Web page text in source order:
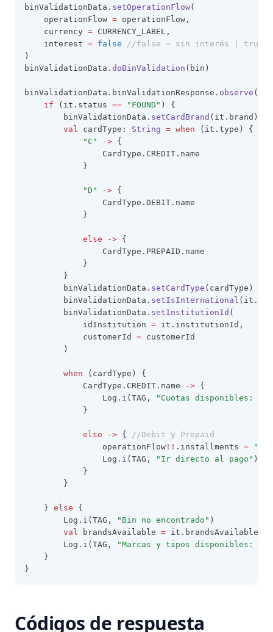
binValidationData. setOperationFlow(
    operationFlow
= operationFlow,
    currency
= CURRENCY_LABEL,
    interest
= false
//false = sin interés | true =
)
binValidationData. doBinValidation (bin)
binValidationData.binValidationResponse. observe (
if (it.status == "FOUND" ) {
        binValidationData.
setCardBrand (it.brand)
val cardType: String = when (it.type) {
"C"
-> {
                CardType.CREDIT.name
            }
"D" -> {
                CardType.DEBIT.name
            }
else -> {
                CardType.PREPAID.name
            }
        }
        binValidationData.
setCardType (cardType)
        binValidationData.
setIsInternational
        binValidationData.
setInstitutionId (
            idInstitution
= it.institutionId,
            customerId
= customerId
        )
when (cardType) {
            CardType.CREDIT.name
-> {
                Log.
i (TAG, "Cuotas disponibles:
            }
else -> {
//Debit y Prepaid
                operationFlow
!! .installments =
"01"
                Log.
i (TAG, "Ir directo al pago" )
            }
        }
    }
else {
        Log.
i (TAG, "Bin no encontrado" )
val brandsAvailable = it.brandsAvailable
        Log.
i (TAG,
"Marcas y tipos disponibles:
    }
}
Códigos de respuesta